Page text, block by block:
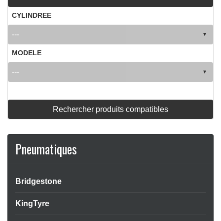
CYLINDREE
MODELE
Rechercher produits compatibles
Pneumatiques
Bridgestone
KingTyre